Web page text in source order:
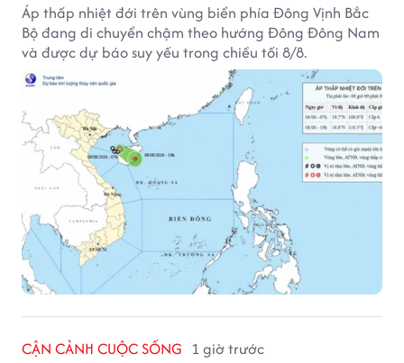
Áp thấp nhiệt đới trên vùng biển phía Đông Vịnh Bắc
Bộ đang di chuyển chậm theo hướng Đông Đông Nam
và được dự báo suy yếu trong chiều tối 8/8.
CẬN CẢNH CUỘC SỐNG 1 giờ trước